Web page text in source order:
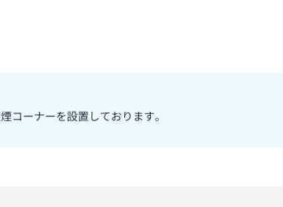
コーナーを設置しております。